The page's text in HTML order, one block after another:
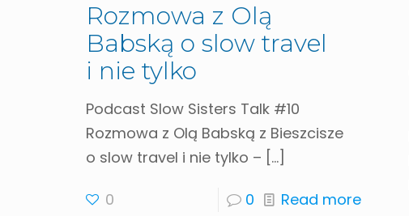
Rozmowa z Olą
Babską o slow travel
i nie tylko
Podcast Slow Sisters Talk #10
Rozmowa z Olą Babską z Bieszcisze
o slow travel i nie tylko – […]
0 0 Read more